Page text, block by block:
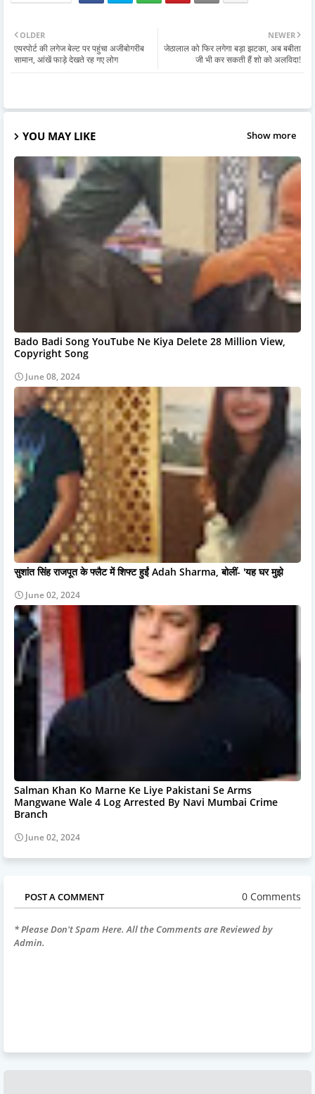
NEWER
जेठालाल को फिर लगेगा बड़ा झटका, अब बबीता
जी भी कर सकती हैं शो को अलविदा!
OLDER
एयरपोर्ट की लगेज बेल्ट पर पहुंचा अजीबोगरीब
सामान, आंखें फाड़े देखते रह गए लोग
YOU MAY LIKE Show more
Bado Badi Song YouTube Ne Kiya Delete 28 Million View,
Copyright Song
June 08, 2024
सुशांत सिंह राजपूत के फ्लैट में शिफ्ट हुईं Adah Sharma, बोलीं- 'यह घर मुझे
June 02, 2024
Salman Khan Ko Marne Ke Liye Pakistani Se Arms
Mangwane Wale 4 Log Arrested By Navi Mumbai Crime
Branch
June 02, 2024
POST A COMMENT 0 Comments
* Please Don't Spam Here. All the Comments are Reviewed by
Admin.